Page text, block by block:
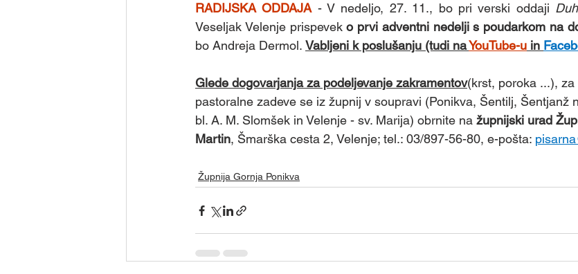
RADIJSKA ODDAJA - V nedeljo, 27. 11., bo pri verski oddaji
Veseljak Velenje prispevek o prvi adventni nedelji s poudarkom na
bo Andreja Dermol. Vabljeni k poslušanju (tudi na YouTube-u in
Glede dogovarjanja za podeljevanje zakramentov(krst, poroka ...),
pastoralne zadeve se iz župnij v soupravi (Ponikva, Šentilj, Šentjanž
bl. A. M. Slomšek in Velenje - sv. Marija) obrnite na župnijski urad
Martin, Šmarška cesta 2, Velenje; tel.: 03/897-56-80, e-pošta:
Župnija Gornja Ponikva